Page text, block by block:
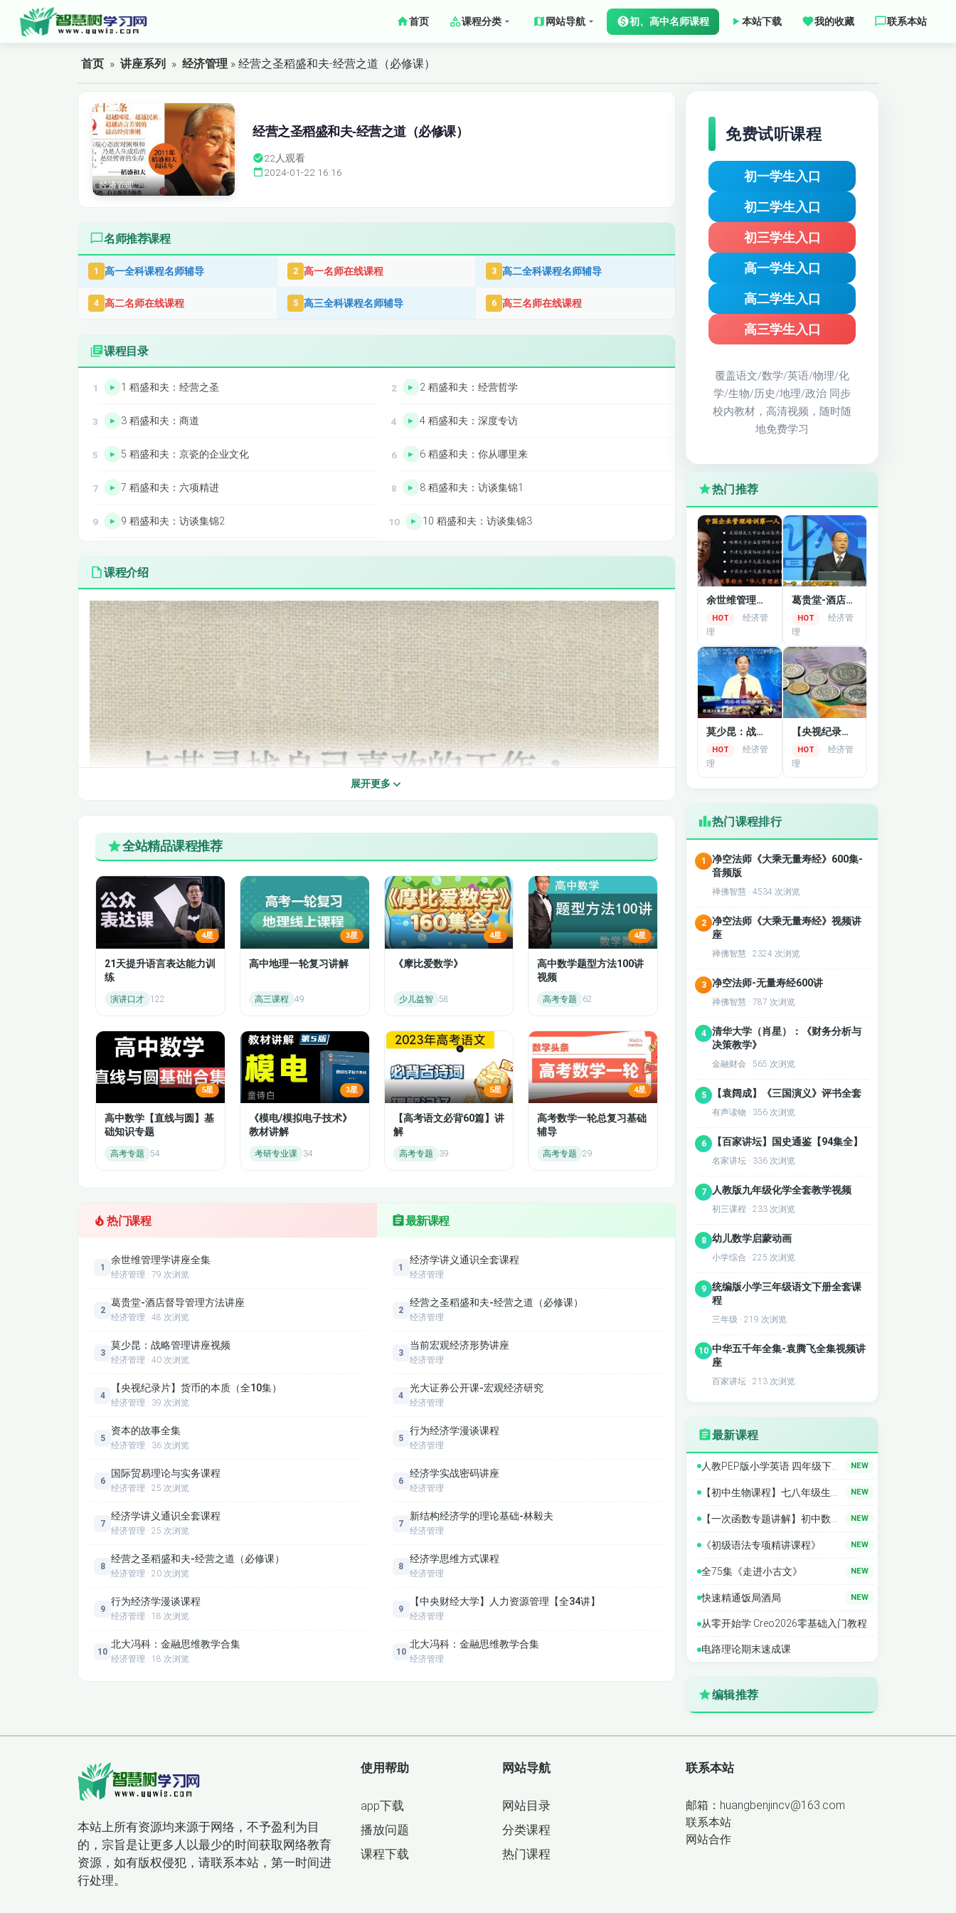
首页 课程分类 网站导航 初、高中名师课程 本站下载 我的收藏 联系本站
首页 »讲座系列 »经济管理 » 经营之圣稻盛和夫-经营之道（必修课）
经济管理
经营之圣稻盛和夫-经营之道（必修课）
22 人观看
2024-01-22 16:16
名师推荐课程
1 高一全科课程名师辅导 2 高一名师在线课程 3 高二全科课程名师辅导
4 高二名师在线课程 5 高三全科课程名师辅导 6 高三名师在线课程
课程目录
1 稻盛和夫：经营之圣 2 稻盛和夫：经营哲学
3 稻盛和夫：商道 4 稻盛和夫：深度专访
5 稻盛和夫：京瓷的企业文化 6 稻盛和夫：你从哪里来
7 稻盛和夫：六项精进 8 稻盛和夫：访谈集锦1
9 稻盛和夫：访谈集锦2 10 稻盛和夫：访谈集锦3
课程介绍
内容简介：本课程《经营之圣稻盛和夫-经营之道（必修课）》全面解析被誉为“经营之圣”的稻盛和夫的经营理念与实践智慧，旨在
帮助学员深入理解其核心思想，提升企业经营管理水平。课程内容涵盖稻盛和夫的个人经历、经营哲学、企业文化建设以及实际应
稻盛和夫是日本著名的企业家，他不仅创办了京瓷和第二电电两家世界500强企业，更以其独特的经营哲学和管理方法影响了全球
众多企业家。本课程围绕稻盛和夫的核心理念展开，包括“敬天爱人”、“阿米巴经营”、“京瓷哲学”、“利他之心”等关键概念，为学员
提供一套完整的经营思维框架。课程结合理论讲解与实际案例分析，帮助学员从不同角度理解稻盛和夫的经营之道，并应用于自身
企业或组织中。 学习目标
理解稻盛和夫的经营哲学及其对现代企业管理的启示；
深入学习“京瓷哲学”的核心理念，如“自燃型人”、“精益求精”等；
了解稻盛和夫的个人成长历程及其对企业文化的影响；
运用“利他之心”理念，构建更具社会责任感的企业价值观。
适用人群
企业经营者、创业者及管理层人员；
企业管理专业的学生及研究者；
课程共分为10个章节，涵盖稻盛和夫的经营理念、个人故事、企业文化建设等多个方面，具体如下：
2. 稻盛和夫：经营哲学——深入剖析其核心经营思想；
3. 稻盛和夫：商道——探讨其商业道德与社会责任观；
5. 稻盛和夫：京瓷的企业文化——解析京瓷独特的企业文化体系；
6. 稻盛和夫：你从哪里来——回顾其人生经历与创业历程；
7. 稻盛和夫：六项精进——解读其自我修炼的六大原则；
8. 稻盛和夫：访谈集锦1——精选多场访谈片段，展现其思想精华；
展开更多
全站精品课程推荐
4星
21天提升语言表达能力训
练
演讲口才 122
3星
高中地理一轮复习讲解
高三课程 49
4星
《摩比爱数学》
少儿益智 58
4星
高中数学题型方法100讲
视频
高考专题 62
5星
高中数学【直线与圆】基
础知识专题
高考专题 54
3星
《模电/模拟电子技术》
教材讲解
考研专业课 34
5星
【高考语文必背60篇】讲
解
高考专题 39
4星
高考数学一轮总复习基础
辅导
高考专题 29
热门课程
1
余世维管理学讲座全集
经济管理 · 79 次浏览
2
葛贵堂-酒店督导管理方法讲座
经济管理 · 48 次浏览
3
莫少昆：战略管理讲座视频
经济管理 · 40 次浏览
4
【央视纪录片】货币的本质（全10集）
经济管理 · 39 次浏览
5
资本的故事全集
经济管理 · 36 次浏览
6
国际贸易理论与实务课程
经济管理 · 25 次浏览
7
经济学讲义通识全套课程
经济管理 · 25 次浏览
8
经营之圣稻盛和夫-经营之道（必修课）
经济管理 · 20 次浏览
9
行为经济学漫谈课程
经济管理 · 18 次浏览
10
北大冯科：金融思维教学合集
经济管理 · 18 次浏览
最新课程
1
经济学讲义通识全套课程
经济管理
2
经营之圣稻盛和夫-经营之道（必修课）
经济管理
3
当前宏观经济形势讲座
经济管理
4
光大证券公开课-宏观经济研究
经济管理
5
行为经济学漫谈课程
经济管理
6
经济学实战密码讲座
经济管理
7
新结构经济学的理论基础-林毅夫
经济管理
8
经济学思维方式课程
经济管理
9
【中央财经大学】人力资源管理【全34讲】
经济管理
10
北大冯科：金融思维教学合集
经济管理
免费试听课程
初一学生入口
初二学生入口
初三学生入口
高一学生入口
高二学生入口
高三学生入口
覆盖语文/数学/英语/物理/化
学/生物/历史/地理/政治 同步
校内教材，高清视频，随时随
地免费学习
热门推荐
余世维管理学讲座全集
HOT
经济管
理
葛贵堂-酒店督导管理方法讲座
HOT
经济管
理
莫少昆：战略管理讲座视频
HOT
经济管
理
【央视纪录片】货币的本质（全10集）
HOT
经济管
理
热门课程排行
1
净空法师《大乘无量寿经》600集-
音频版
禅佛智慧 · 4534 次浏览
2
净空法师《大乘无量寿经》视频讲
座
禅佛智慧 · 2324 次浏览
3 净空法师-无量寿经600讲
禅佛智慧 · 787 次浏览
4
清华大学（肖星）：《财务分析与
决策教学》
金融财会 · 565 次浏览
5 【袁阔成】《三国演义》评书全套
有声读物 · 356 次浏览
6 【百家讲坛】国史通鉴【94集全】
名家讲坛 · 336 次浏览
7 人教版九年级化学全套教学视频
初三课程 · 233 次浏览
8 幼儿数学启蒙动画
小学综合 · 225 次浏览
9
统编版小学三年级语文下册全套课
程
三年级 · 219 次浏览
10 中华五千年全集-袁腾飞全集视频讲
座
百家讲坛 · 213 次浏览
最新课程
NEW
NEW
NEW
《初级语法专项精讲课程》 NEW
全75集《走进小古文》 NEW
快速精通饭局酒局 NEW
从零开始学 Creo2026零基础入门教程
电路理论期末速成课
编辑推荐
本站上所有资源均来源于网络，不予盈利为目
的，宗旨是让更多人以最少的时间获取网络教育
资源，如有版权侵犯，请联系本站，第一时间进
行处理。
使用帮助
app下载
播放问题
课程下载
网站导航
网站目录
分类课程
热门课程
联系本站
邮箱：huangbenjincv@163.com
联系本站
网站合作